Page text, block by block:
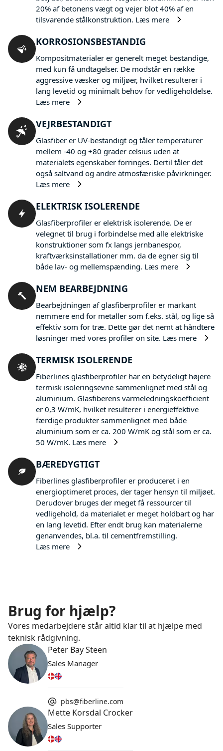
20% af betonens vægt og vejer blot 40% af en
tilsvarende stålkonstruktion. Læs mere
KORROSIONSBESTANDIG
Kompositmaterialer er generelt meget bestandige,
med kun få undtagelser. De modstår en række
aggressive væsker og miljøer, hvilket resulterer i
lang levetid og minimalt behov for vedligeholdelse.
Læs mere
VEJRBESTANDIGT
Glasfiber er UV-bestandigt og tåler temperaturer
mellem -40 og +80 grader celsius uden at
materialets egenskaber forringes. Dertil tåler det
også saltvand og andre atmosfæriske påvirkninger.
Læs mere
ELEKTRISK ISOLERENDE
Glasfiberprofiler er elektrisk isolerende. De er
velegnet til brug i forbindelse med alle elektriske
konstruktioner som fx langs jernbanespor,
kraftværksinstallationer mm. da de egner sig til
både lav- og mellemspænding. Læs mere
NEM BEARBEJDNING
Bearbejdningen af glasfiberprofiler er markant
nemmere end for metaller som f.eks. stål, og lige så
effektiv som for træ. Dette gør det nemt at håndtere
løsninger med vores profiler on site. Læs mere
TERMISK ISOLERENDE
Fiberlines glasfiberprofiler har en betydeligt højere
termisk isoleringsevne sammenlignet med stål og
aluminium. Glasfiberens varmeledningskoefficient
er 0,3 W/mK, hvilket resulterer i energieffektive
færdige produkter sammenlignet med både
aluminium som er ca. 200 W/mK og stål som er ca.
50 W/mK. Læs mere
BÆREDYGTIGT
Fiberlines glasfiberprofiler er produceret i en
energioptimeret proces, der tager hensyn til miljøet.
Derudover bruges der meget få ressourcer til
vedligehold, da materialet er meget holdbart og har
en lang levetid. Efter endt brug kan materialerne
genanvendes, bl.a. til cementfremstilling.
Læs mere
Brug for hjælp?
Vores medarbejdere står altid klar til at hjælpe med
teknisk rådgivning.
Peter Bay Steen
Sales Manager
pbs@fiberline.com
Mette Korsdal Crocker
Sales Supporter